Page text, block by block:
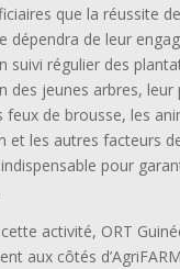
que la réussite
dépendra de leur
suivi régulier des
des jeunes arbres,
feux de brousse, les
et les autres facteurs
pour
activité, ORT
aux côtés